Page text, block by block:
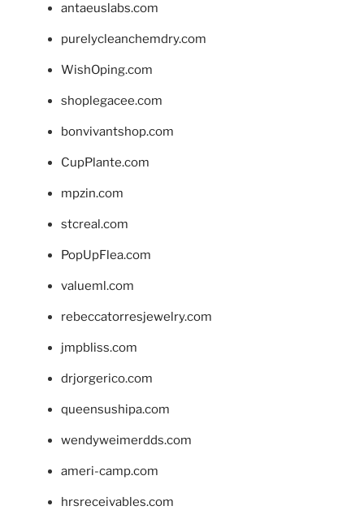
antaeuslabs.com
purelycleanchemdry.com
WishOping.com
shoplegacee.com
bonvivantshop.com
CupPlante.com
mpzin.com
stcreal.com
PopUpFlea.com
valueml.com
rebeccatorresjewelry.com
jmpbliss.com
drjorgerico.com
queensushipa.com
wendyweimerdds.com
ameri-camp.com
hrsreceivables.com